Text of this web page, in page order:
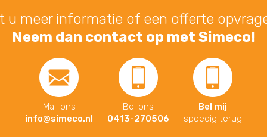
u meer informatie of een offerte
Neem dan contact op met Simeco!
Mail ons
info@simeco.nl
Bel ons
0413-270506
Bel mij
spoedig terug